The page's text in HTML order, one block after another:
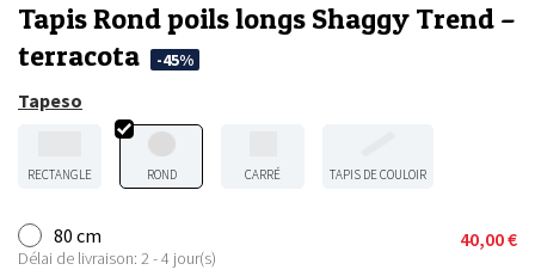
Tapis Rond poils longs Shaggy Trend –
terracota
-45%
Tapeso
RECTANGLE ROND CARRÉ TAPIS DE COULOIR
80 cm
Délai de livraison: 2 - 4 jour(s)
40,00€